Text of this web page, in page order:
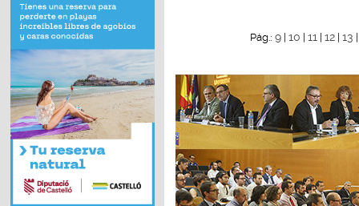
Pág.: 9| 10 11| 12| 13